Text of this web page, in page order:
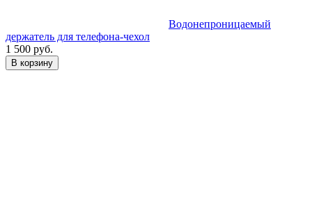
Водонепроницаемый
держатель для телефона-чехол
1 500 руб.
В корзину